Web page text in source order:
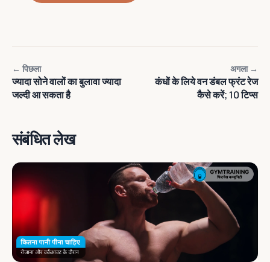
← पिछला
ज्‍यादा सोने वालों का बुलावा ज्‍यादा
जल्‍दी आ सकता है
अगला →
कंधों के लिये वन डंबल फ्रंट रेज
कैसे करें; 10 टिप्‍स
संबंधित लेख